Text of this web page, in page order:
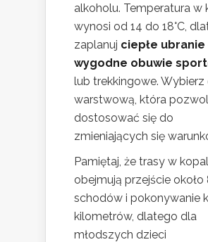
alkoholu. Temperatura w
wynosi od 14 do 18°C,
zaplanuj ciepłe ubranie
wygodne obuwie
lub trekkingowe. Wybierz
warstwową, która
dostosować się do
zmieniających się
Pamiętaj, że trasy w
obejmują przejście około
schodów i pokonywanie
kilometrów, dlatego dla
młodszych dzieci